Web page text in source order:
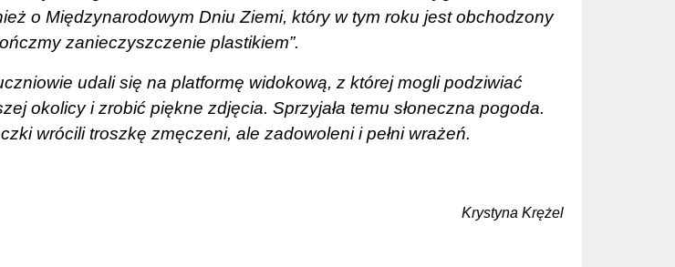
o Międzynarodowym Dniu Ziemi, który w tym roku jest obchodzony
zanieczyszczenie plastikiem”.
udali się na platformę widokową, z której mogli podziwiać
okolicy i zrobić piękne zdjęcia. Sprzyjała temu słoneczna pogoda.
wrócili troszkę zmęczeni, ale zadowoleni i pełni wrażeń.
Krystyna Krężel